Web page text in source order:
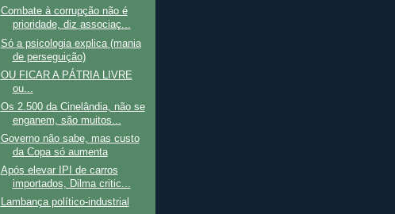
Combate à corrupção não é
prioridade, diz associaç...
Só a psicologia explica (mania
de perseguição)
OU FICAR A PÁTRIA LIVRE
ou...
Os 2.500 da Cinelândia, não se
enganem, são muitos...
Governo não sabe, mas custo
da Copa só aumenta
Após elevar IPI de carros
importados, Dilma critic...
Lambança político-industrial